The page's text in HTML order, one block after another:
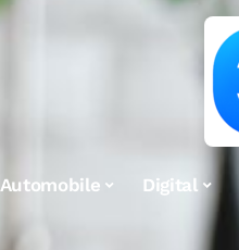
Automobile Digital